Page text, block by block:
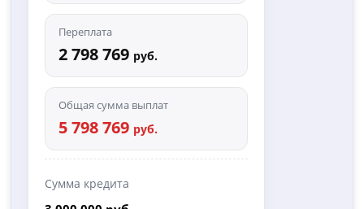
Переплата
2 798 769 руб.
Общая сумма выплат
5 798 769 руб.
Сумма кредита